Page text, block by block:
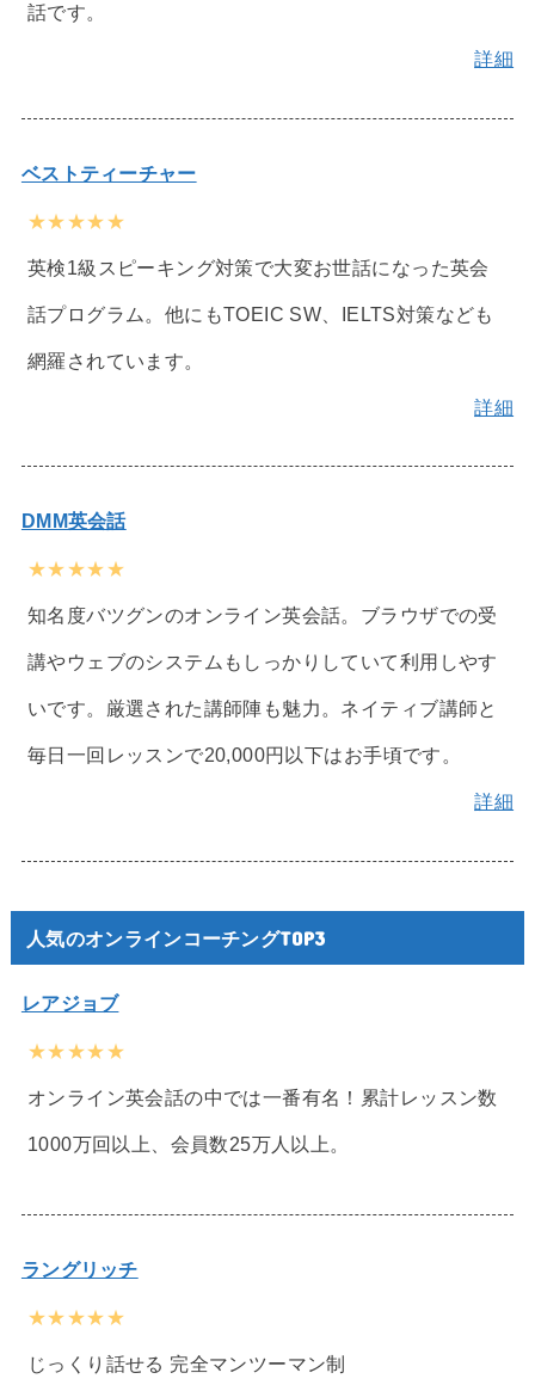
話です。
詳細
ベストティーチャー
★★★★★
英検1級スピーキング対策で大変お世話になった英会
話プログラム。他にもTOEIC SW、IELTS対策なども
網羅されています。
詳細
DMM英会話
★★★★★
知名度バツグンのオンライン英会話。ブラウザでの受
講やウェブのシステムもしっかりしていて利用しやす
いです。厳選された講師陣も魅力。ネイティブ講師と
毎日一回レッスンで20,000円以下はお手頃です。
詳細
人気のオンラインコーチングTOP3
レアジョブ
★★★★★
オンライン英会話の中では一番有名！累計レッスン数
1000万回以上、会員数25万人以上。
ラングリッチ
★★★★★
じっくり話せる 完全マンツーマン制